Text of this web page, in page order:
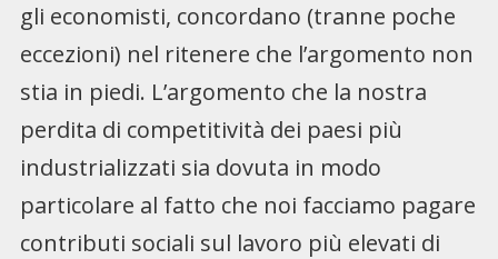
gli economisti, concordano (tranne poche
eccezioni) nel ritenere che l’argomento non
stia in piedi. L’argomento che la nostra
perdita di competitività dei paesi più
industrializzati sia dovuta in modo
particolare al fatto che noi facciamo pagare
contributi sociali sul lavoro più elevati di